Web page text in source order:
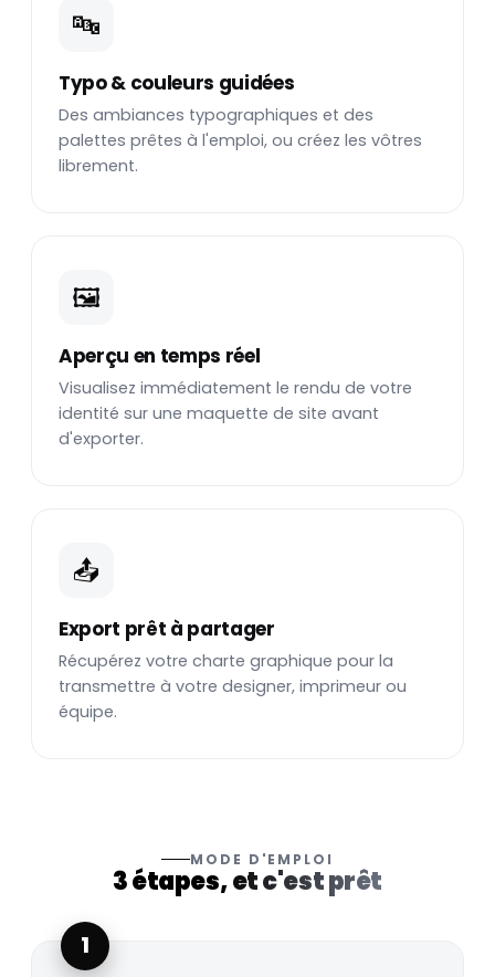
🔤
Typo & couleurs guidées
Des ambiances typographiques et des
palettes prêtes à l'emploi, ou créez les vôtres
librement.
🖼️
Aperçu en temps réel
Visualisez immédiatement le rendu de votre
identité sur une maquette de site avant
d'exporter.
📤
Export prêt à partager
Récupérez votre charte graphique pour la
transmettre à votre designer, imprimeur ou
équipe.
MODE D'EMPLOI
3 étapes,et c'est prêt
1